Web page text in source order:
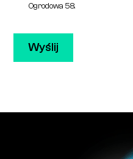
Ogrodowa 58.